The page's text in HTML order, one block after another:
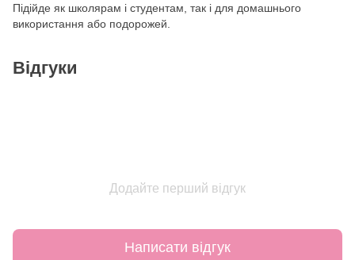
Підійде як школярам і студентам, так і для домашнього
використання або подорожей.
Відгуки
Додайте перший відгук
Написати відгук